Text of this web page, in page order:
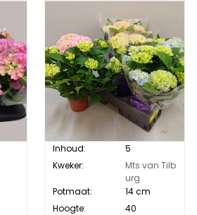
Inhoud:
5
Kweker:
Mts van Tilb
urg
Potmaat:
14 cm
Hoogte:
40